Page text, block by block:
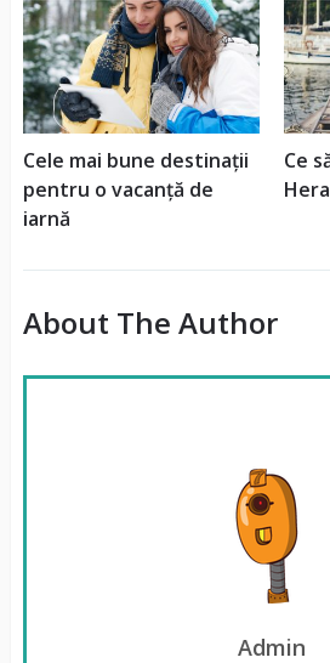
Cele mai bune destinații
pentru o vacanță de
iarnă
Ce
About The Author
Admin